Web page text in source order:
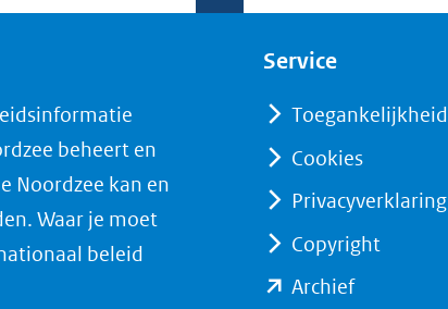
beheert en
Noordzee kan en
Waar je moet
beleid
Service
Toegankelijkheid
Cookies
Privacyverklaring
Copyright
Archief(opent